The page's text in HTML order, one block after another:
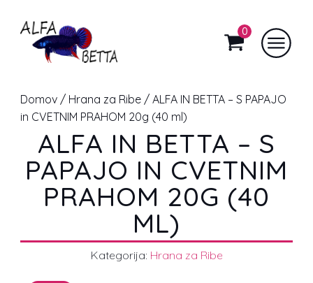
0
Domov/ Hrana za Ribe/ ALFA IN BETTA – S PAPAJO
in CVETNIM PRAHOM 20g (40 ml)
ALFA IN BETTA – S
PAPAJO IN CVETNIM
PRAHOM 20G (40
ML)
Kategorija: Hrana za Ribe